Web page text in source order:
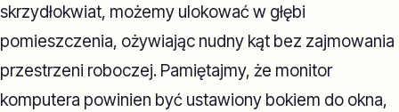
skrzydłokwiat, możemy ulokować w głębi
pomieszczenia, ożywiając nudny kąt bez zajmowania
przestrzeni roboczej. Pamiętajmy, że monitor
komputera powinien być ustawiony bokiem do okna,